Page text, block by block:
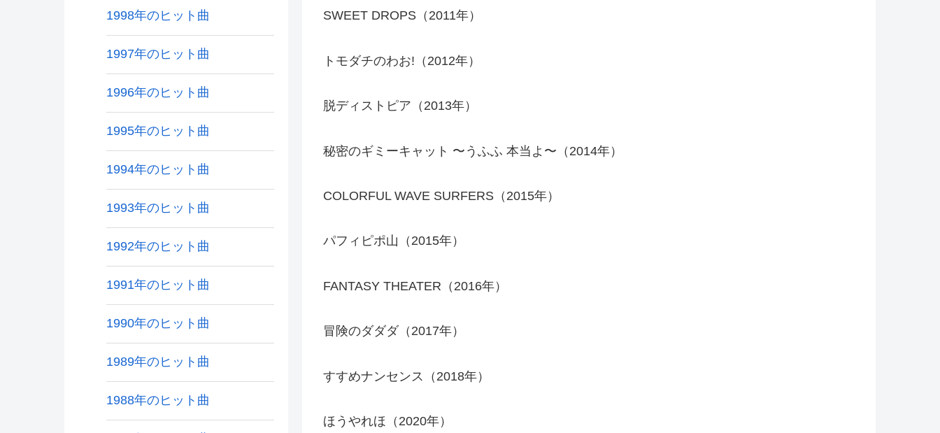
SWEET DROPS（2011年）
トモダチのわお!（2012年）
脱ディストピア（2013年）
秘密のギミーキャット 〜うふふ 本当よ〜（2014年）
COLORFUL WAVE SURFERS（2015年）
パフィピポ山（2015年）
FANTASY THEATER（2016年）
冒険のダダダ（2017年）
すすめナンセンス（2018年）
ほうやれほ（2020年）
1998年のヒット曲
1997年のヒット曲
1996年のヒット曲
1995年のヒット曲
1994年のヒット曲
1993年のヒット曲
1992年のヒット曲
1991年のヒット曲
1990年のヒット曲
1989年のヒット曲
1988年のヒット曲